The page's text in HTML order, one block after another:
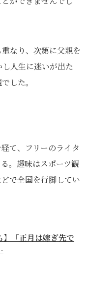
なり、次第に父親を
人生に迷いが出た
した。
て、フリーのライタ
。趣味はスポーツ観
で全国を行脚してい
】「正月は嫁ぎ先で